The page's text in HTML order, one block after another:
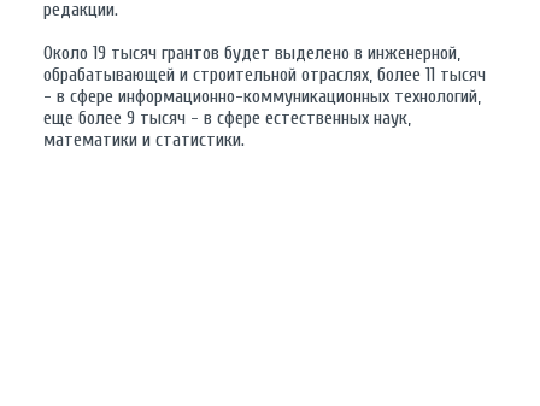
редакции.
Около 19 тысяч грантов будет выделено в инженерной,
обрабатывающей и строительной отраслях, более 11 тысяч
- в сфере информационно-коммуникационных технологий,
еще более 9 тысяч - в сфере естественных наук,
математики и статистики.